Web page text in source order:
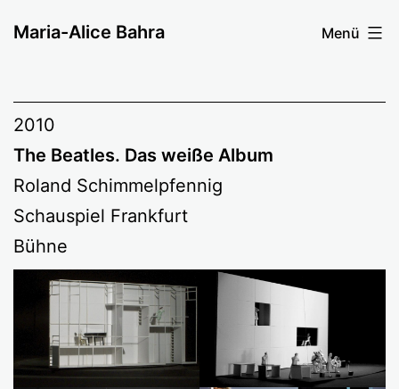
Inhalt
Maria-Alice Bahra Menü
2010
The Beatles. Das weiße Album
Roland Schimmelpfennig
Schauspiel Frankfurt
Bühne